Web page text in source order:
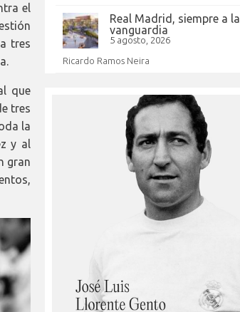
el
tres
que
tres
la
y al
gran
Real Madrid, siempre a la
vanguardia
5 agosto, 2026
Ricardo Ramos Neira